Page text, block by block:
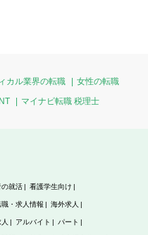
カル業界の転職
女性の転職
マイナビ転職 税理士
の就活 看護学生向け
職・求人情報 海外求人
アルバイト パート